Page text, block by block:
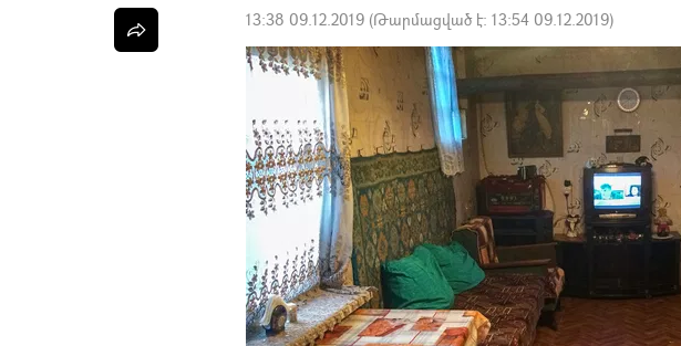
13:38 09.12.2019 (Թարմացված է: 13:54 09.12.2019)